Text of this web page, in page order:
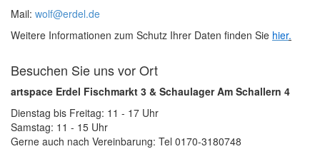
Mail: wolf@erdel.de
Weitere Informationen zum Schutz Ihrer Daten finden Sie hier.
Besuchen Sie uns vor Ort
artspace Erdel Fischmarkt 3 & Schaulager Am Schallern 4
Dienstag bis Freitag: 11 - 17 Uhr
Samstag: 11 - 15 Uhr
Gerne auch nach Vereinbarung: Tel 0170-3180748